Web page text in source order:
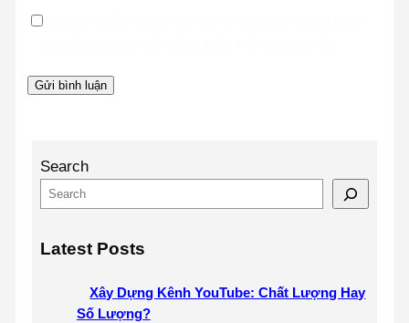
Search
Latest Posts
Xây Dựng Kênh YouTube: Chất Lượng Hay
Số Lượng?